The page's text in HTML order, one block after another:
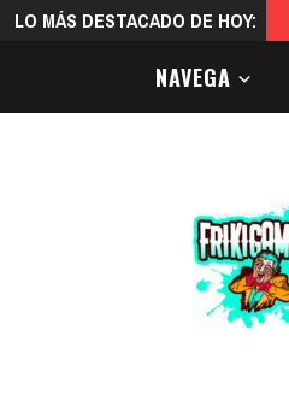
LO MÁS DESTACADO DE HOY:
NAVEGA